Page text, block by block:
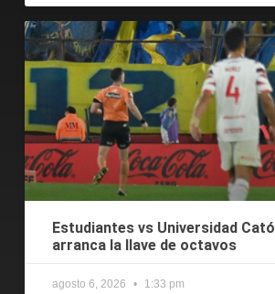
Estudiantes vs Universidad
arranca la llave de octavos
agosto 6, 2026 1:33 pm